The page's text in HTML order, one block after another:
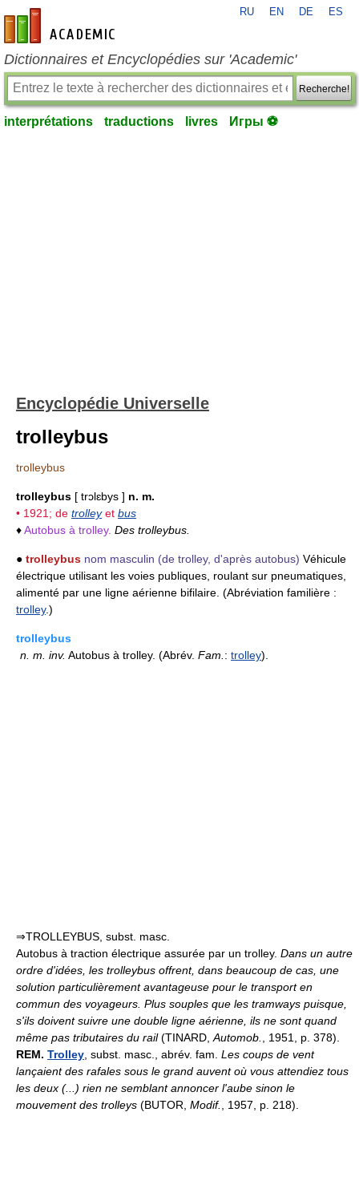
fr-academic.com
RU EN DE ES
Dictionnaires et Encyclopédies sur 'Academic'
Recherche!
interprétations traductions livres Игры ⚽
Encyclopédie Universelle
trolleybus
trolleybus
trolleybus [ trɔlɛbys ] n. m.
• 1921; de trolleyet bus
♦Autobus à trolley. Des trolleybus.
● trolleybus nom masculin (de trolley, d'après autobus) Véhicule
électrique utilisant les voies publiques, roulant sur pneumatiques,
alimenté par une ligne aérienne bifilaire. (Abréviation familière :
trolley.)
trolleybus
n. m. inv. Autobus à trolley. (Abrév. Fam. : trolley).
⇒TROLLEYBUS, subst. masc.
Autobus à traction électrique assurée par un trolley. Dans un autre
ordre d'idées, les trolleybus offrent, dans beaucoup de cas, une
solution particulièrement avantageuse pour le transport en
commun des voyageurs. Plus souples que les tramways puisque,
s'ils doivent suivre une double ligne aérienne, ils ne sont quand
même pas tributaires du rail(TINARD, Automob.
, 1951, p. 378).
REM. Trolley , subst. masc., abrév. fam. Les coups de vent
lançaient des rafales sous le grand auvent où vous attendiez tous
les deux (...) rien ne semblant annoncer l'aube sinon le
mouvement des trolleys (BUTOR, Modif. , 1957, p. 218).